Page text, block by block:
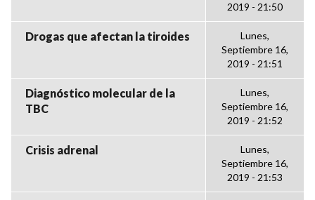
2019 - 21:50
Drogas que afectan la tiroides
Lunes,
Septiembre 16,
2019 - 21:51
Diagnóstico molecular de la
TBC
Lunes,
Septiembre 16,
2019 - 21:52
Crisis adrenal
Lunes,
Septiembre 16,
2019 - 21:53